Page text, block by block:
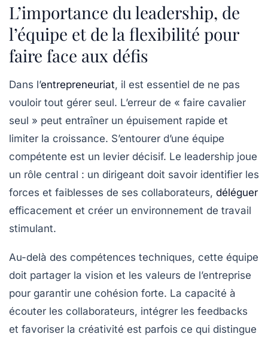
L’importance du leadership, de
l’équipe et de la flexibilité pour
faire face aux défis
Dans l’entrepreneuriat, il est essentiel de ne pas
vouloir tout gérer seul. L’erreur de « faire cavalier
seul » peut entraîner un épuisement rapide et
limiter la croissance. S’entourer d’une équipe
compétente est un levier décisif. Le leadership joue
un rôle central : un dirigeant doit savoir identifier les
forces et faiblesses de ses collaborateurs, déléguer
efficacement et créer un environnement de travail
stimulant.
Au-delà des compétences techniques, cette équipe
doit partager la vision et les valeurs de l’entreprise
pour garantir une cohésion forte. La capacité à
écouter les collaborateurs, intégrer les feedbacks
et favoriser la créativité est parfois ce qui distingue